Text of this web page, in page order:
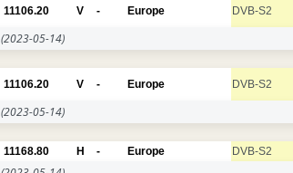
11106.20 V - Europe DVB-S2
(2023-05-14)
11106.20 V - Europe DVB-S2
(2023-05-14)
11168.80 H - Europe DVB-S2